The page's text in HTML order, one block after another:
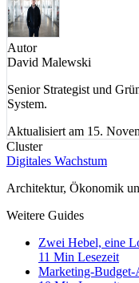
Autor
David Malewski
Senior Strategist und
System.
Aktualisiert am 15.
Cluster
Digitales Wachstum
Architektur, Ökonomik
Weitere Guides
Zwei Hebel, eine
11 Min Lesezeit
Marketing-Budget-